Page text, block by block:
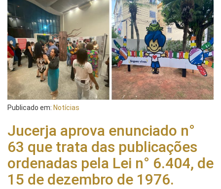
Publicado em: Notícias
Jucerja aprova enunciado n°
63 que trata das publicações
ordenadas pela Lei n° 6.404, de
15 de dezembro de 1976.